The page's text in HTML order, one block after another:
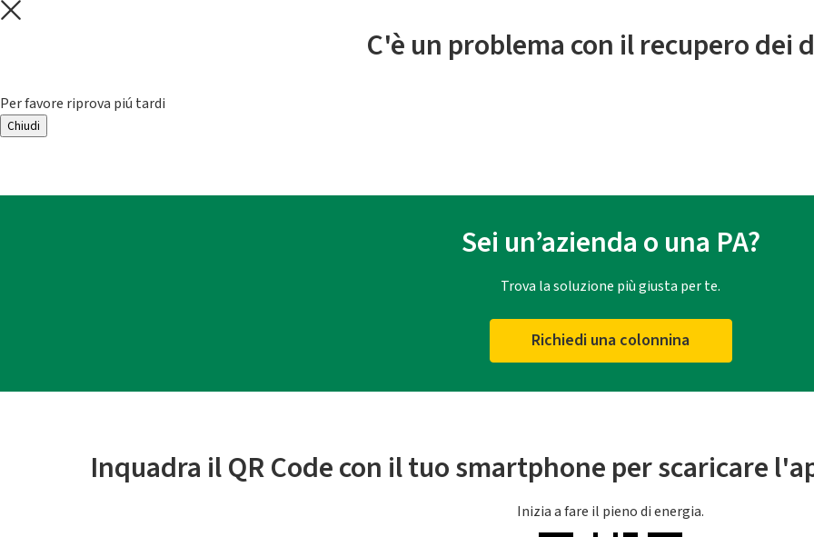
C'è un problema con il recupero dei
Per favore riprova piú tardi
Chiudi
Sei un’azienda o una PA?
Trova la soluzione più giusta per te.
Richiedi una colonnina
Inquadra il QR Code con il tuo smartphone per scaricare
Inizia a fare il pieno di energia.